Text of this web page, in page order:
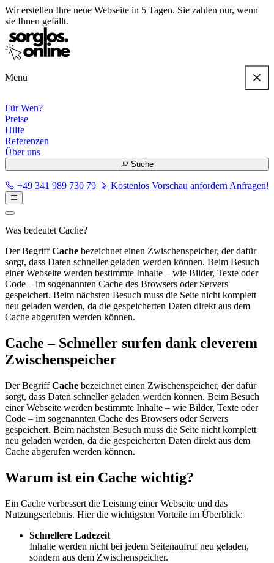
Wir erstellen Ihre neue Webseite in 5 Tagen. Sie zahlen nur, wenn
sie Ihnen gefällt.
Menü
Für Wen?
Preise
Hilfe
Referenzen
Über uns
Suche
+49 341 989 730 79 Kostenlos Vorschau anfordern Anfragen!
Was bedeutet Cache?
Der BegriffCache bezeichnet einen Zwischenspeicher, der dafür
sorgt, dass Daten schneller geladen werden können. Beim Besuch
einer Webseite werden bestimmte Inhalte – wie Bilder, Texte oder
Code – im sogenannten Cache des Browsers oder Servers
gespeichert. Beim nächsten Besuch muss die Seite nicht komplett
neu geladen werden, da die gespeicherten Daten direkt aus dem
Cache abgerufen werden können.
Cache – Schneller surfen dank cleverem
Zwischenspeicher
Der BegriffCache bezeichnet einen Zwischenspeicher, der dafür
sorgt, dass Daten schneller geladen werden können. Beim Besuch
einer Webseite werden bestimmte Inhalte – wie Bilder, Texte oder
Code – im sogenannten Cache des Browsers oder Servers
gespeichert. Beim nächsten Besuch muss die Seite nicht komplett
neu geladen werden, da die gespeicherten Daten direkt aus dem
Cache abgerufen werden können.
Warum ist ein Cache wichtig?
Ein Cache verbessert die Leistung einer Webseite und das
Nutzungserlebnis. Hier die wichtigsten Vorteile im Überblick:
Schnellere Ladezeit
Inhalte werden nicht bei jedem Seitenaufruf neu geladen,
sondern aus dem Zwischenspeicher.